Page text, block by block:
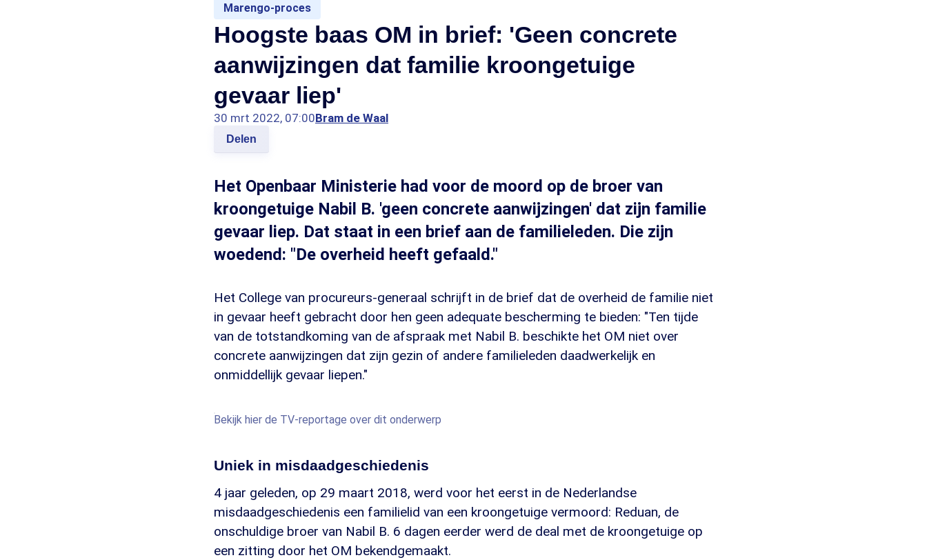
Marengo-proces
Hoogste baas OM in brief: 'Geen concrete
aanwijzingen dat familie kroongetuige
gevaar liep'
30 mrt 2022, 07:00Bram de Waal
Delen
Het Openbaar Ministerie had voor de moord op de broer van
kroongetuige Nabil B. 'geen concrete aanwijzingen' dat zijn familie
gevaar liep. Dat staat in een brief aan de familieleden. Die zijn
woedend: "De overheid heeft gefaald."
Het College van procureurs-generaal schrijft in de brief dat de overheid de familie niet
in gevaar heeft gebracht door hen geen adequate bescherming te bieden: "Ten tijde
van de totstandkoming van de afspraak met Nabil B. beschikte het OM niet over
concrete aanwijzingen dat zijn gezin of andere familieleden daadwerkelijk en
onmiddellijk gevaar liepen."
Bekijk hier de TV-reportage over dit onderwerp
Uniek in misdaadgeschiedenis
4 jaar geleden, op 29 maart 2018, werd voor het eerst in de Nederlandse
misdaadgeschiedenis een familielid van een kroongetuige vermoord: Reduan, de
onschuldige broer van Nabil B. 6 dagen eerder werd de deal met de kroongetuige op
een zitting door het OM bekendgemaakt.